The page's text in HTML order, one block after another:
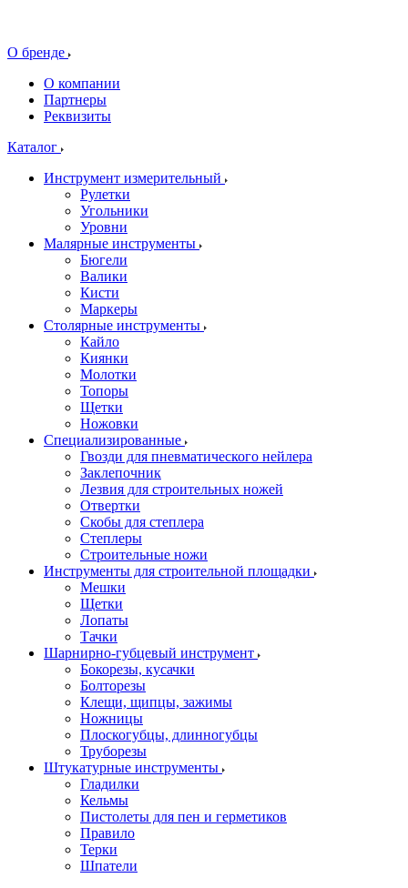
О бренде
О компании
Партнеры
Реквизиты
Каталог
Инструмент измерительный
Рулетки
Угольники
Уровни
Малярные инструменты
Бюгели
Валики
Кисти
Маркеры
Столярные инструменты
Кайло
Киянки
Молотки
Топоры
Щетки
Ножовки
Специализированные
Гвозди для пневматического нейлера
Заклепочник
Лезвия для строительных ножей
Отвертки
Скобы для степлера
Степлеры
Строительные ножи
Инструменты для строительной площадки
Мешки
Щетки
Лопаты
Тачки
Шарнирно-губцевый инструмент
Бокорезы, кусачки
Болторезы
Клещи, щипцы, зажимы
Ножницы
Плоскогубцы, длинногубцы
Труборезы
Штукатурные инструменты
Гладилки
Кельмы
Пистолеты для пен и герметиков
Правило
Терки
Шпатели